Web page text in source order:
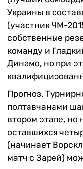
Украины в
(участник ЧМ-
собственные
команду и
Динамо, но при
Прогноз.
полтавчанами
втором этапе, но
оставшихся
(начинает
матч с Зарей)